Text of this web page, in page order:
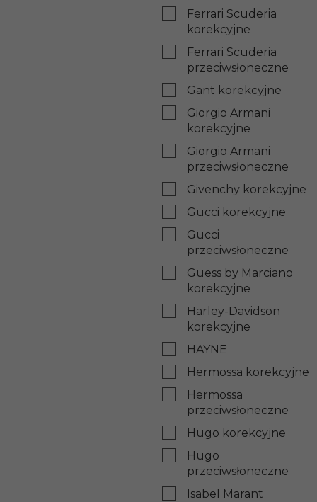
Ferrari Scuderia
korekcyjne
Ferrari Scuderia
przeciwsłoneczne
Gant korekcyjne
Giorgio Armani
korekcyjne
Giorgio Armani
przeciwsłoneczne
Givenchy korekcyjne
Gucci korekcyjne
Gucci
przeciwsłoneczne
Guess by Marciano
korekcyjne
Harley-Davidson
korekcyjne
HAYNE
Hermossa korekcyjne
Hermossa
przeciwsłoneczne
Hugo korekcyjne
Hugo
przeciwsłoneczne
Isabel Marant